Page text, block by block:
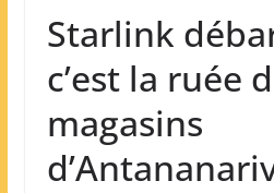
Starlink
c’est la ruée
magasins